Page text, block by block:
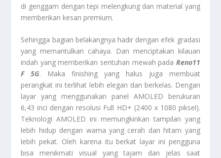
di genggam dengan tepi melengkung dan material yang
memberikan kesan premium.
Sehingga bagian belakangnya hadir dengan efek gradasi
yang memantulkan cahaya. Dan menciptakan kilauan
indah yang memberikan sentuhan mewah pada Reno11
F 5G. Maka finishing yang halus juga membuat
perangkat ini terlihat lebih elegan dan berkelas. Dengan
layar yang menggunakan panel AMOLED berukuran
6,43 inci dengan resolusi Full HD+ (2400 x 1080 piksel).
Teknologi AMOLED ini memungkinkan tampilan yang
lebih hidup dengan warna yang cerah dan hitam yang
lebih pekat. Oleh karena itu berkat layar ini pengguna
bisa menikmati visual yang tajam dan jelas saat